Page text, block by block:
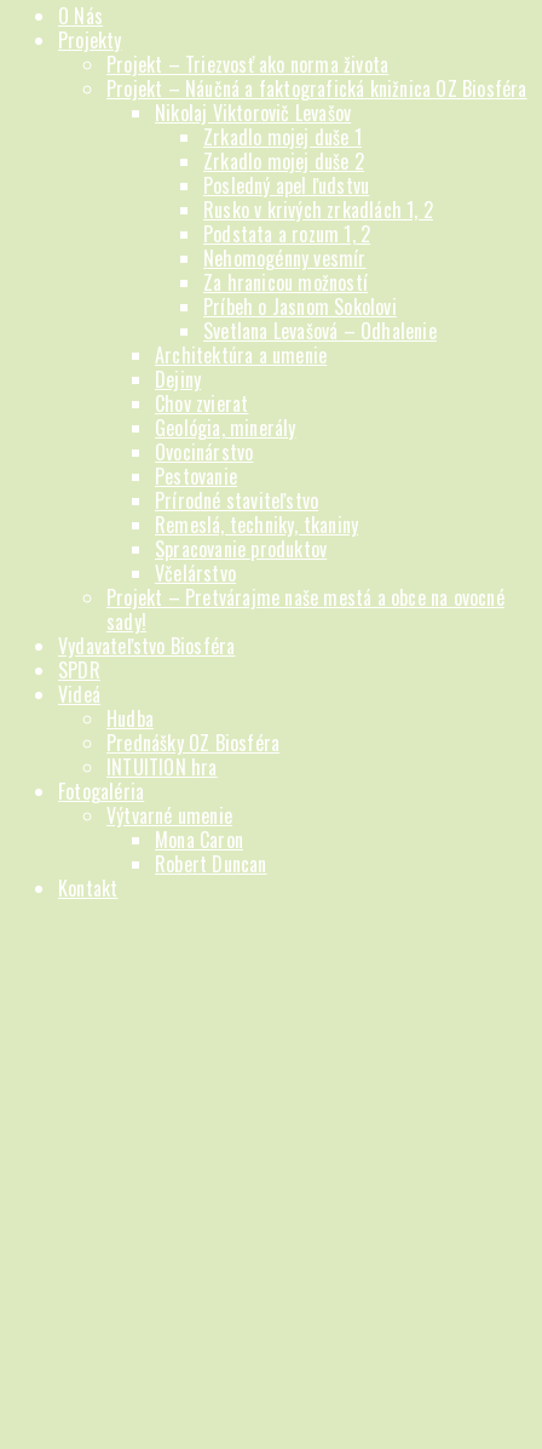
O Nás
Projekty
Projekt – Triezvosť ako norma života
Projekt – Náučná a faktografická knižnica OZ Biosféra
Nikolaj Viktorovič Levašov
Zrkadlo mojej duše 1
Zrkadlo mojej duše 2
Posledný apel ľudstvu
Rusko v krivých zrkadlách 1, 2
Podstata a rozum 1, 2
Nehomogénny vesmír
Za hranicou možností
Príbeh o Jasnom Sokolovi
Svetlana Levašová – Odhalenie
Architektúra a umenie
Dejiny
Chov zvierat
Geológia, minerály
Ovocinárstvo
Pestovanie
Prírodné staviteľstvo
Remeslá, techniky, tkaniny
Spracovanie produktov
Včelárstvo
Projekt – Pretvárajme naše mestá a obce na ovocné
sady!
Vydavateľstvo Biosféra
SPDR
Videá
Hudba
Prednášky OZ Biosféra
INTUITION hra
Fotogaléria
Výtvarné umenie
Mona Caron
Robert Duncan
Kontakt